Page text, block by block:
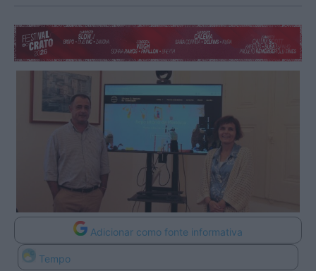
Adicionar como fonte informativa
Tempo